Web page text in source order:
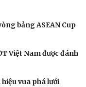
bảng ASEAN Cup
Việt Nam được đánh
vua phá lưới